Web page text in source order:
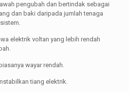
pengubah dan bertindak sebagai
dan baki daripada jumlah tenaga
elektrik voltan yang lebih rendah
wayar rendah.
tiang elektrik.